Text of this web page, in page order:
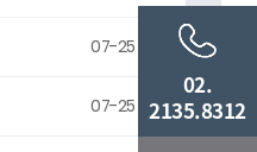
02.
2135.8312
07-25
07-25